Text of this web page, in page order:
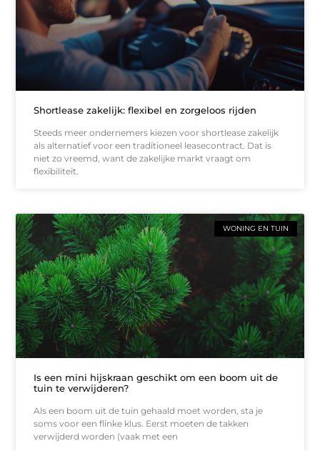
Shortlease zakelijk: flexibel en zorgeloos rijden
Steeds meer ondernemers kiezen voor shortlease zakelijk
als alternatief voor een traditioneel leasecontract. Dat is
niet zo vreemd, want de zakelijke markt vraagt om
flexibiliteit.
WONING EN TUIN
Is een mini hijskraan geschikt om een boom uit de
tuin te verwijderen?
Als een boom uit de tuin gehaald moet worden, sta je
soms voor een flinke klus. Eerst moeten de takken
verwijderd worden (vaak met een